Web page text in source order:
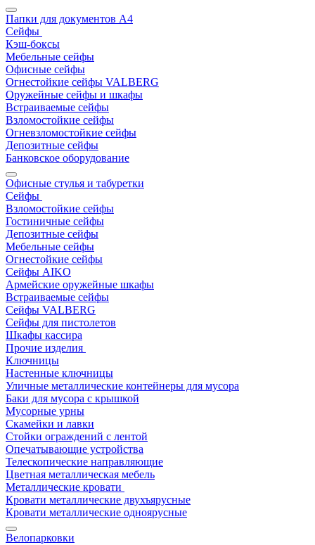
Папки для документов A4
Сейфы
Кэш-боксы
Мебельные сейфы
Офисные сейфы
Огнестойкие сейфы VALBERG
Оружейные сейфы и шкафы
Встраиваемые сейфы
Взломостойкие сейфы
Огневзломостойкие сейфы
Депозитные сейфы
Банковское оборудование
Офисные стулья и табуретки
Сейфы
Взломостойкие сейфы
Гостиничные сейфы
Депозитные сейфы
Мебельные сейфы
Огнестойкие сейфы
Сейфы AIKO
Армейские оружейные шкафы
Встраиваемые сейфы
Сейфы VALBERG
Сейфы для пистолетов
Шкафы кассира
Прочие изделия
Ключницы
Настенные ключницы
Уличные металлические контейнеры для мусора
Баки для мусора с крышкой
Мусорные урны
Скамейки и лавки
Стойки ограждений с лентой
Опечатывающие устройства
Телескопические направляющие
Цветная металлическая мебель
Металлические кровати
Кровати металлические двухъярусные
Кровати металлические одноярусные
Велопарковки